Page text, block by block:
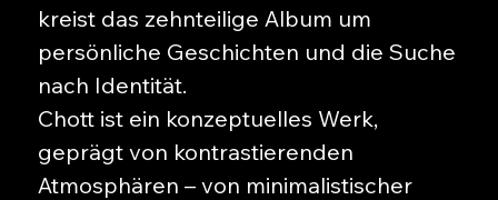
kreist das zehnteilige Album um
persönliche Geschichten und die Suche
nach Identität.
Chott ist ein konzeptuelles Werk,
geprägt von kontrastierenden
Atmosphären – von minimalistischer